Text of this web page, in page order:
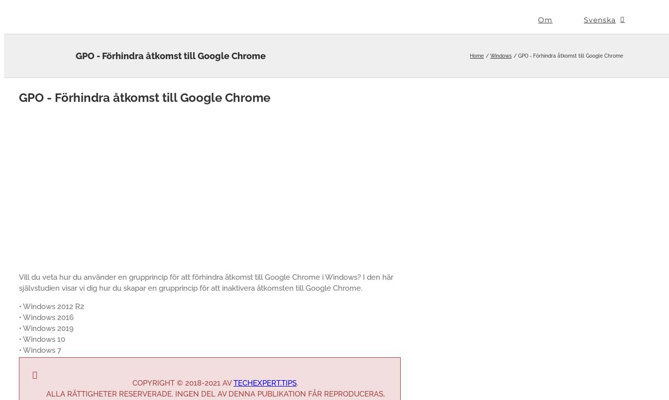
Om Svenska
GPO - Förhindra åtkomst till Google Chrome Home Windows GPO - Förhindra åtkomst till Google Chrome
GPO - Förhindra åtkomst till Google Chrome
Vill du veta hur du använder en grupprincip för att förhindra åtkomst till Google Chrome i Windows? I den här
självstudien visar vi dig hur du skapar en grupprincip för att inaktivera åtkomsten till Google Chrome.
• Windows 2012 R2
• Windows 2016
• Windows 2019
• Windows 10
• Windows 7
COPYRIGHT © 2018-2021 AVTECHEXPERT.TIPS.
ALLA RÄTTIGHETER RESERVERADE. INGEN DEL AV DENNA PUBLIKATION FÅR REPRODUCERAS,